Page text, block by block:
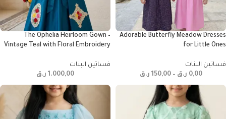
Adorable Butterfly Meadow Dresses
for Little Ones
فساتين البنات
0,00 ر.ق –
150,00 ر.ق
The Ophelia Heirloom Gown –
Vintage Teal with Floral Embroidery
فساتين البنات
1.000,00 ر.ق